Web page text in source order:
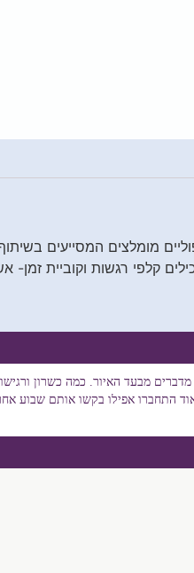
מומלצים המסייעים
קלפי רגשות וקוביית זמן-
מבעד האיור. כמה כשרון
התחברו אפילו בקשו אותם שבוע